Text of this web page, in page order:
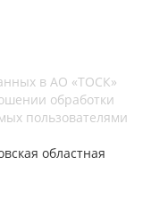
в АО «ТОСК»
обработки
пользователями
областная